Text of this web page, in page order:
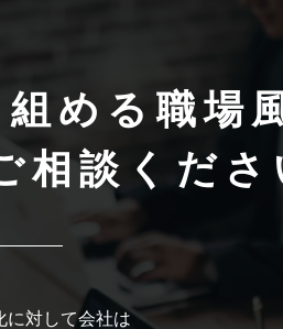
組める職場
相談くださ
に対して会社は